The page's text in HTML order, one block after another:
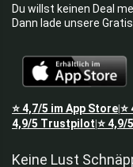
Du willst keinen Deal
Dann lade unsere
⭐4,7/5 im App Store⭐
4,9/5 Trustpilot ⭐4,9/5
Keine Lust